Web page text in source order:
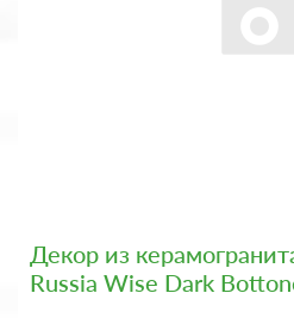
Декор из
Russia Wise Dark